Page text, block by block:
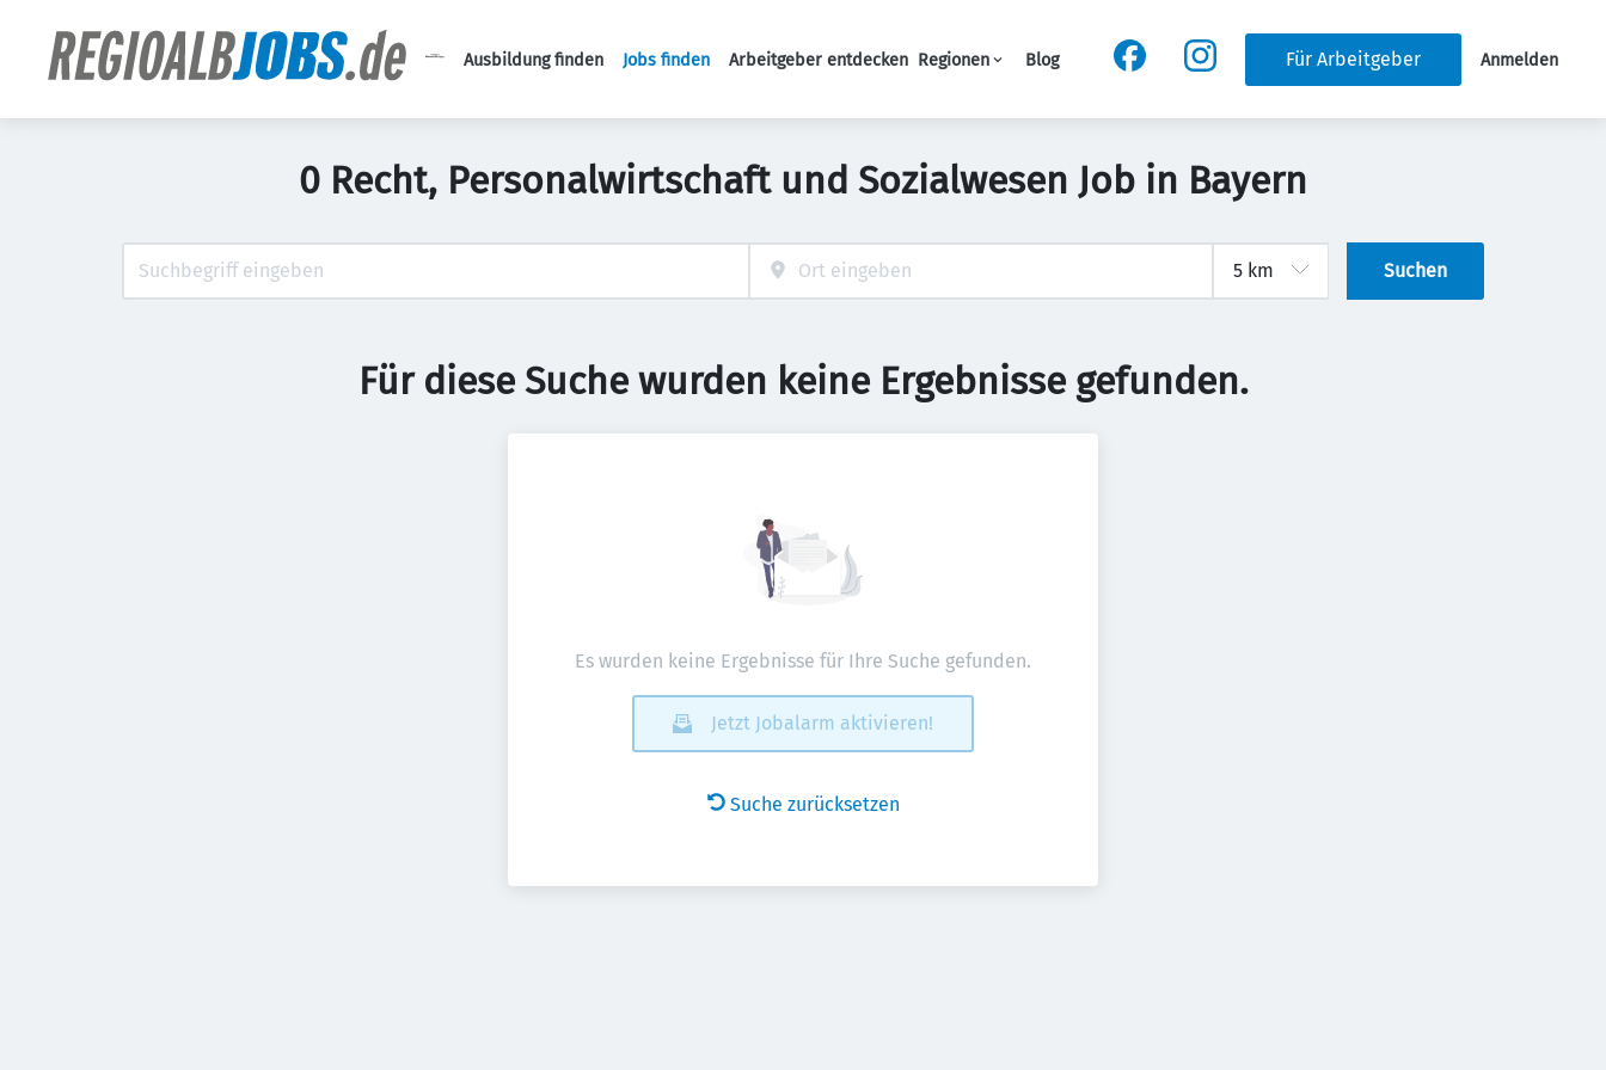
Haupt-Navigation
Ausbildung finden Jobs finden Arbeitgeber entdecken Regionen Blog Für Arbeitgeber Anmelden
0 Recht, Personalwirtschaft und Sozialwesen Job in Bayern
Suchen
Für diese Suche wurden keine Ergebnisse gefunden.
Es wurden keine Ergebnisse für Ihre Suche gefunden.
Jetzt Jobalarm aktivieren!
Suche zurücksetzen